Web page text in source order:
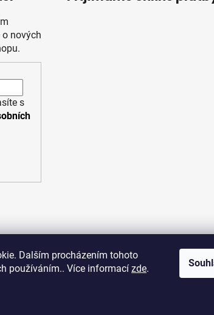
Dalším procházením tohoto
používáním.. Více informací zde.
nových
s
PPL UPS
zoo-branik.cz - Všechna práva vyhrazena